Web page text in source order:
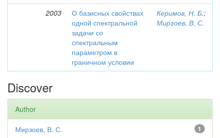
2003
О базисных свойствах
одной спектральной
задачи со
спектральным
параметром в
граничном условии
Керимов, Н. Б.;
Мирзоев, В. С.
Discover
Author
1
Мирзоев, В. С.